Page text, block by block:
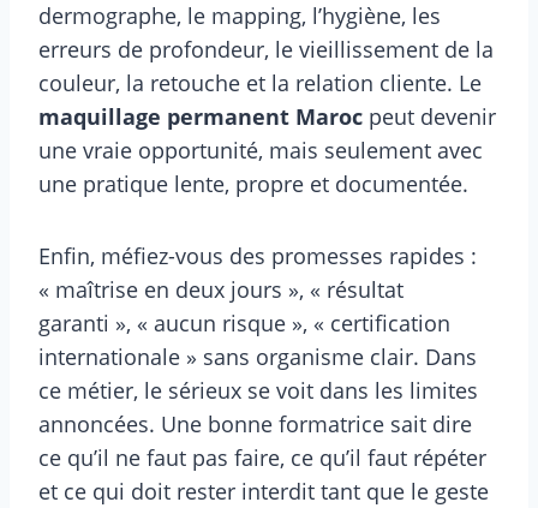
dermographe, le mapping, l’hygiène, les
erreurs de profondeur, le vieillissement de la
couleur, la retouche et la relation cliente. Le
maquillage permanent Maroc peut devenir
une vraie opportunité, mais seulement avec
une pratique lente, propre et documentée.
Enfin, méfiez-vous des promesses rapides :
« maîtrise en deux jours », « résultat
garanti », « aucun risque », « certification
internationale » sans organisme clair. Dans
ce métier, le sérieux se voit dans les limites
annoncées. Une bonne formatrice sait dire
ce qu’il ne faut pas faire, ce qu’il faut répéter
et ce qui doit rester interdit tant que le geste